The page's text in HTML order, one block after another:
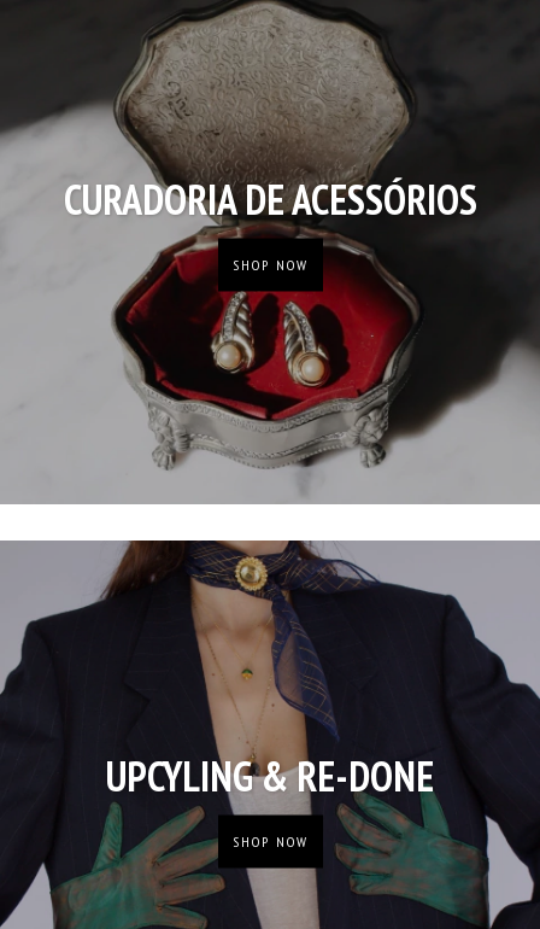
CURADORIA DE ACESSÓRIOS
SHOP NOW
UPCYLING & RE-DONE
SHOP NOW